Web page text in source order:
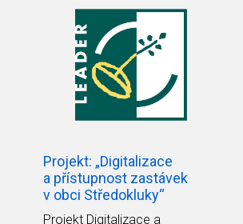
Projekt: „Digitalizace
a přístupnost zastávek
v obci Středokluky“
Projekt Digitalizace a